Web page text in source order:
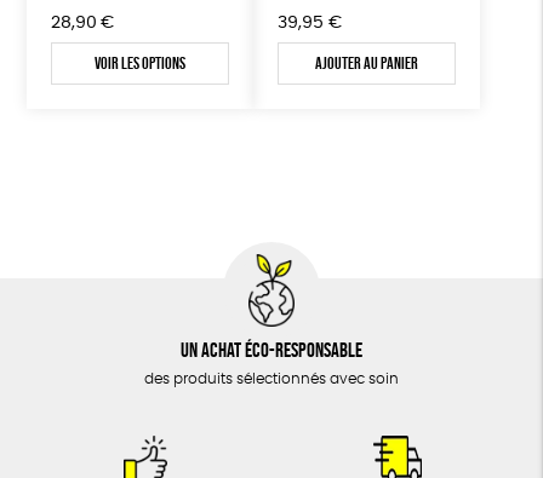
28,90 €
Voir les options
39,95 €
Ajouter au panier
Un achat éco-responsable
des produits sélectionnés avec soin